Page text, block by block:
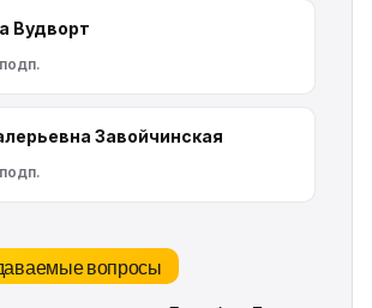
Вудворт
Завойчинская
вопросы